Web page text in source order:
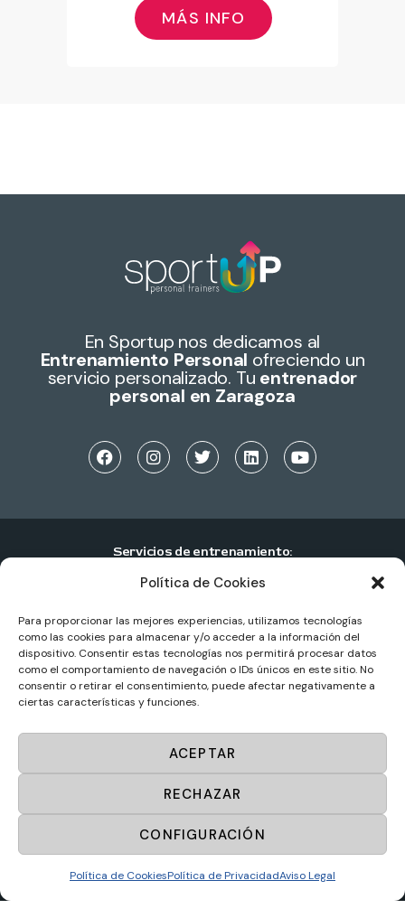
Política de Cookies
Para proporcionar las mejores experiencias, utilizamos tecnologías
como las cookies para almacenar y/o acceder a la información del
dispositivo. Consentir estas tecnologías nos permitirá procesar datos
como el comportamiento de navegación o IDs únicos en este sitio. No
consentir o retirar el consentimiento, puede afectar negativamente a
ciertas características y funciones.
ACEPTAR
RECHAZAR
CONFIGURACIÓN
Política de CookiesPolítica de PrivacidadAviso Legal
MÁS INFO
En Sportup nos dedicamos al
Entrenamiento Personal ofreciendo un
servicio personalizado. Tu entrenador
personal en Zaragoza
Servicios de entrenamiento:
Entrenamiento personal individual
Entrenamiento personal en grupo
Centros de entrenamiento personal
Sportup© 2025. Todos los derechos reservados.
Diseño web porMasideas.es
Aviso Legal
Política de Privacidad